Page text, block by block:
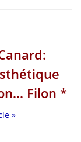
Filon *
»